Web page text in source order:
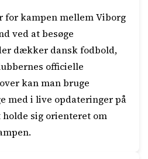
for kampen mellem Viborg
ved at besøge
dækker dansk fodbold,
officielle
kan man bruge
med i live opdateringer på
sig orienteret om